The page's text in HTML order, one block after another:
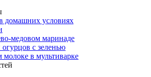
домашних условиях
медовом маринаде
с зеленью
молоке в мультиварке